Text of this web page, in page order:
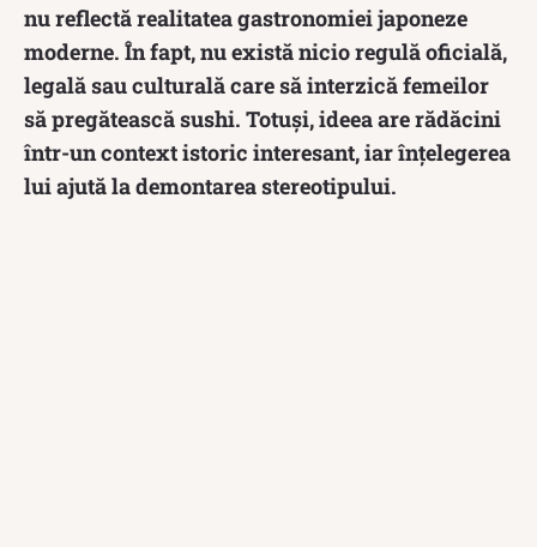
nu reflectă realitatea gastronomiei japoneze
moderne. În fapt, nu există nicio regulă oficială,
legală sau culturală care să interzică femeilor
să pregătească sushi. Totuși, ideea are rădăcini
într-un context istoric interesant, iar înțelegerea
lui ajută la demontarea stereotipului.